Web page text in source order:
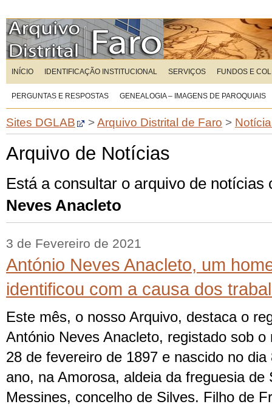
INÍCIO IDENTIFICAÇÃO INSTITUCIONAL SERVIÇOS FUNDOS E
PERGUNTAS E RESPOSTAS GENEALOGIA – IMAGENS DE PAROQUIAIS
Sites DGLAB >Arquivo Distrital de Faro >
Arquivo de Notícias
Está a consultar o arquivo de
Neves Anacleto
3 de Fevereiro de 2021
António Neves Anacleto, um
identificou com a causa dos
Este mês, o nosso Arquivo, destaca o
António Neves Anacleto, registado sob o
28 de fevereiro de 1897 e nascido no
ano, na Amorosa, aldeia da freguesia de
Messines, concelho de Silves. Filho de